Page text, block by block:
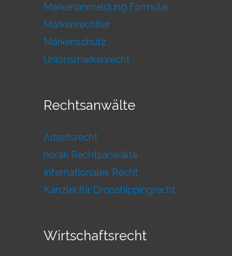
Markenanmeldung Formular
Markenrechtler
Markenschutz
Unionsmarkenrecht
Rechtsanwälte
Arbeitsrecht
horak Rechtsanwälte
Internationales Recht
Kanzlei für Dropshippingrecht
Wirtschaftsrecht